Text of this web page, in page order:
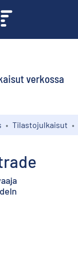
verkossa
Tilastojulkaisut